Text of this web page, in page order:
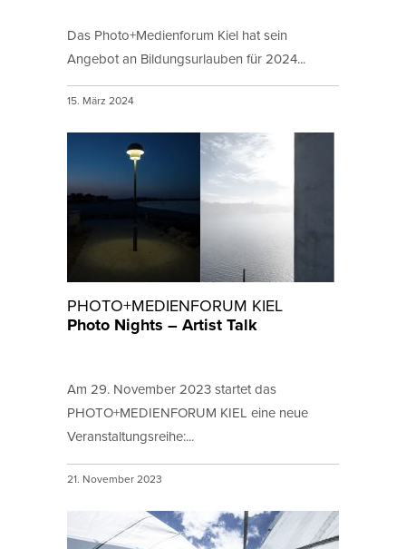
Das Photo+Medienforum Kiel hat sein
Angebot an Bildungsurlauben für 2024...
15. März 2024
PHOTO+MEDIENFORUM KIEL
Photo Nights – Artist Talk
Am 29. November 2023 startet das
PHOTO+MEDIENFORUM KIEL eine neue
Veranstaltungsreihe:...
21. November 2023